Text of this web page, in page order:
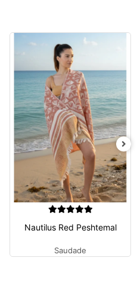
Nautilus Red Peshtemal
Saudade